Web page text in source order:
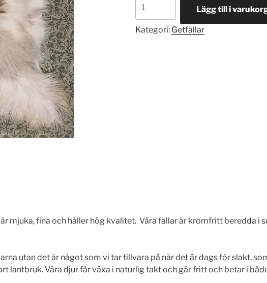
stor
getfäll
Lägg till i
Kategori: Getfällar
mjuka, fina och håller hög kvalitet. Våra fällar är kromfritt beredda i
utan det är något som vi tar tillvara på när det är dags för slakt,
lantbruk. Våra djur får växa i naturlig takt och går fritt och betar i